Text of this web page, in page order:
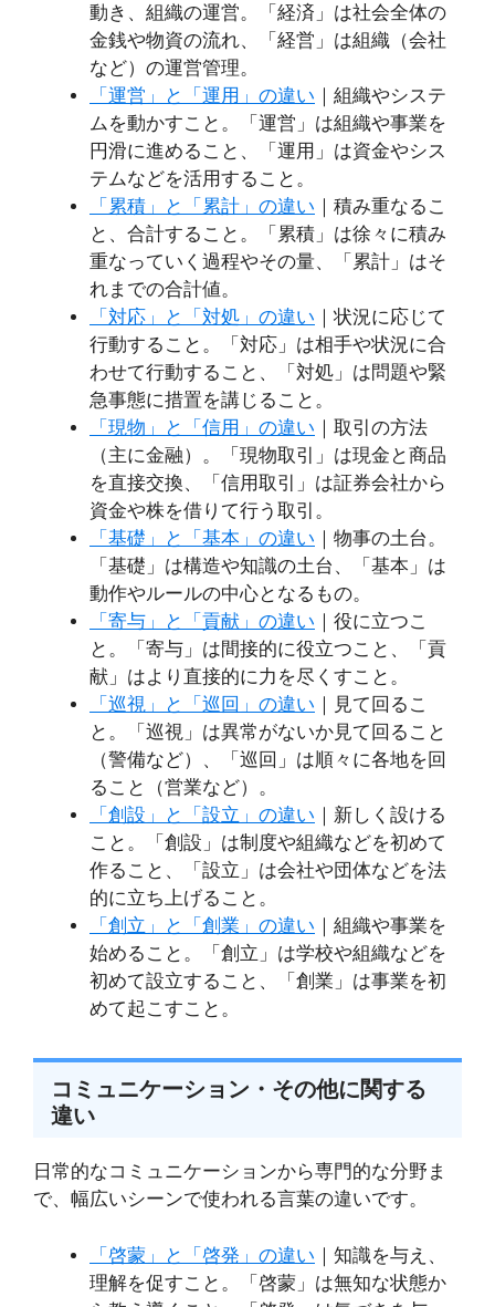
動き、組織の運営。「経済」は社会全体の
金銭や物資の流れ、「経営」は組織（会社
など）の運営管理。
「運営」と「運用」の違い ｜組織やシステ
ムを動かすこと。「運営」は組織や事業を
円滑に進めること、「運用」は資金やシス
テムなどを活用すること。
「累積」と「累計」の違い ｜積み重なるこ
と、合計すること。「累積」は徐々に積み
重なっていく過程やその量、「累計」はそ
れまでの合計値。
「対応」と「対処」の違い ｜状況に応じて
行動すること。「対応」は相手や状況に合
わせて行動すること、「対処」は問題や緊
急事態に措置を講じること。
「現物」と「信用」の違い ｜取引の方法
（主に金融）。「現物取引」は現金と商品
を直接交換、「信用取引」は証券会社から
資金や株を借りて行う取引。
「基礎」と「基本」の違い ｜物事の土台。
「基礎」は構造や知識の土台、「基本」は
動作やルールの中心となるもの。
「寄与」と「貢献」の違い ｜役に立つこ
と。「寄与」は間接的に役立つこと、「貢
献」はより直接的に力を尽くすこと。
「巡視」と「巡回」の違い ｜見て回るこ
と。「巡視」は異常がないか見て回ること
（警備など）、「巡回」は順々に各地を回
ること（営業など）。
「創設」と「設立」の違い ｜新しく設ける
こと。「創設」は制度や組織などを初めて
作ること、「設立」は会社や団体などを法
的に立ち上げること。
「創立」と「創業」の違い ｜組織や事業を
始めること。「創立」は学校や組織などを
初めて設立すること、「創業」は事業を初
めて起こすこと。
コミュニケーション・その他に関する
違い
日常的なコミュニケーションから専門的な分野ま
で、幅広いシーンで使われる言葉の違いです。
「啓蒙」と「啓発」の違い ｜知識を与え、
理解を促すこと。「啓蒙」は無知な状態か